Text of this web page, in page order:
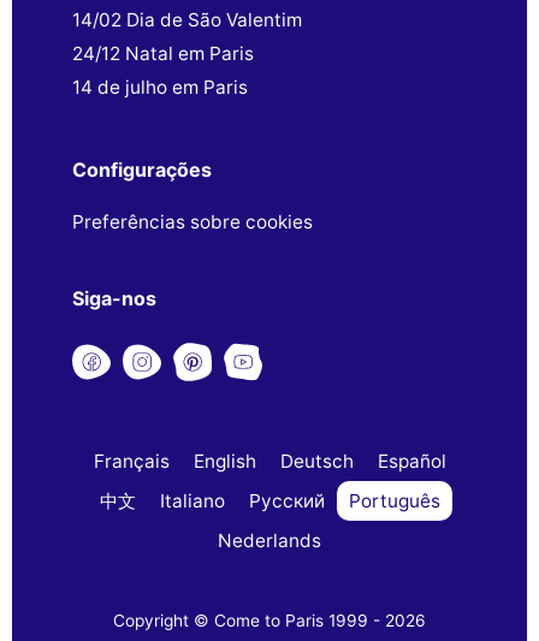
14/02 Dia de São Valentim
24/12 Natal em Paris
14 de julho em Paris
Configurações
Preferências sobre cookies
Siga-nos
Français English Deutsch
Español
中文
Italiano Русский
Português
Nederlands
Copyright © Come to Paris 1999 - 2026